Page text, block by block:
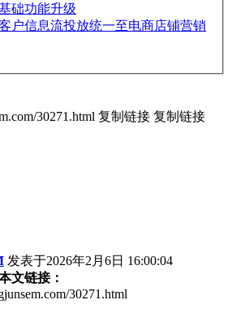
础功能升级
户信息流投放统一至电商店铺营销
30271.html 复制链接 复制链接
发表于2026年2月6日 16:00:04
文链接：
30271.html